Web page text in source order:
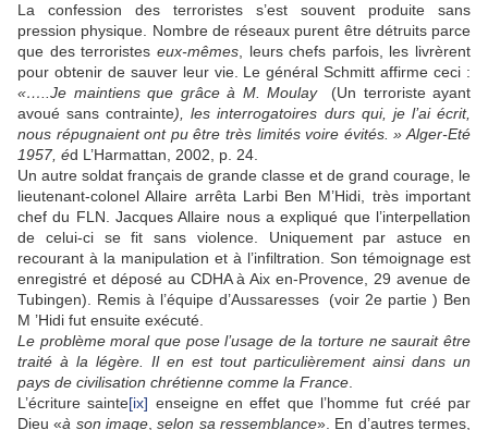
La confession des terroristes s’est souvent produite sans
pression physique. Nombre de réseaux purent être détruits parce
que des terroristes eux-mêmes, leurs chefs parfois, les livrèrent
pour obtenir de sauver leur vie. Le général Schmitt affirme ceci :
«…..Je maintiens que grâce à M.
Moulay(Un terroriste ayant
avoué sans contrainte), les interrogatoires durs qui, je l’ai écrit,
nous répugnaient ont pu être très limités voire évités. » Alger-Eté
1957, éd L’Harmattan, 2002, p. 24.
Un autre soldat français de grande classe et de grand courage, le
lieutenant-colonel Allaire arrêta Larbi Ben M’Hidi, très important
chef du FLN. Jacques Allaire nous a expliqué que l’interpellation
de celui-ci se fit sans violence. Uniquement par astuce en
recourant à la manipulation et à l’infiltration. Son témoignage est
enregistré et déposé au CDHA à Aix en-Provence, 29 avenue de
Tubingen). Remis à l’équipe d’Aussaresses (voir 2e partie ) Ben
M ’Hidi fut ensuite exécuté.
Le problème moral que pose l’usage de la torture ne saurait être
traité à la légère. Il en est tout particulièrement ainsi dans un
pays de civilisation chrétienne comme la France
L’écriture sainte[ix] enseigne en effet que l’homme fut créé par
Dieu «à son image selon sa ressemblance». En d’autres termes,